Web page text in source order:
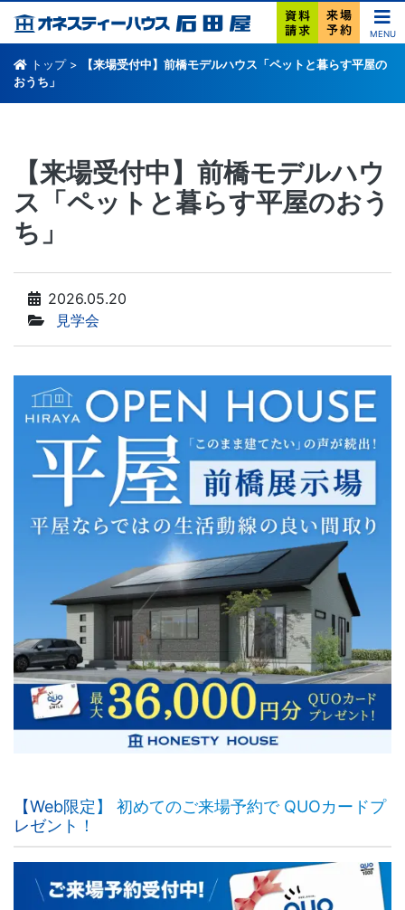
MENU
トップ>
【来場受付中】前橋モデルハウス「ペットと暮らす平屋の
おうち」
【来場受付中】前橋モデルハウ
ス「ペットと暮らす平屋のおう
ち」
2026.05.20
見学会
【Web限定】 初めてのご来場予約で QUOカードプ
レゼント！